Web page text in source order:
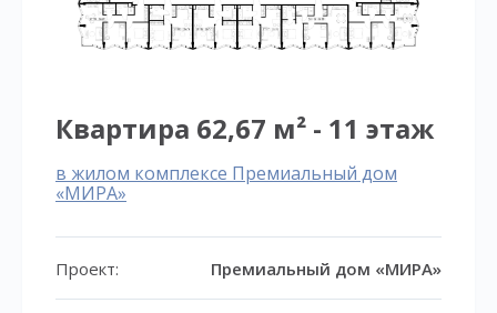
Квартира 62,67 м² - 11 этаж
в жилом комплексе Премиальный дом
«МИРА»
Проект: Премиальный дом «МИРА»